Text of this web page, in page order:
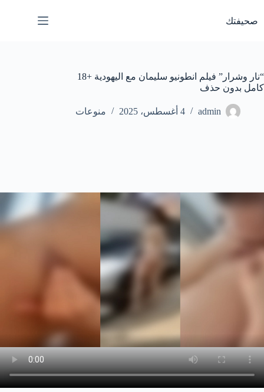
المحتوى
صحيفتك
“نار وشرار” فيلم انطونيو سليمان مع اليهودية +18
كامل بدون حذف
admin 4 أغسطس، 2025 منوعات